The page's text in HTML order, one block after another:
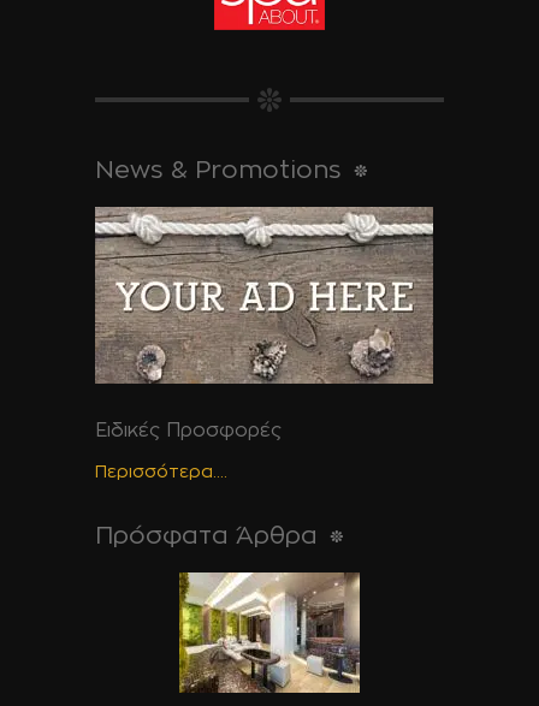
News & Promotions
Ειδικές Προσφορές
Περισσότερα....
Πρόσφατα Άρθρα